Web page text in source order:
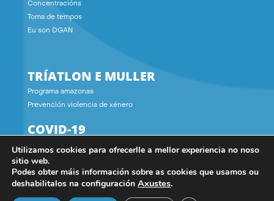
Concentracións
Toma de tempos
Eu son DGAN
TRÍATLON E MULLER
Programa amazonas
Prevención violencia de xénero
COVID-19
CONTACTO
Utilizamos cookies para ofrecerlle a mellor experiencia no noso
sitio web.
Podes obter máis información sobre as cookies que usamos ou
deshabilitalos na configuración Axustes.